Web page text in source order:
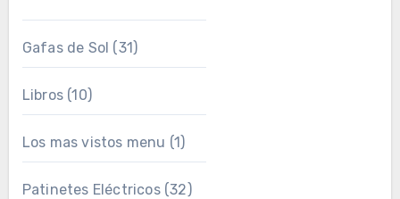
Gafas de Sol (31)
Libros(10)
Los mas vistos menu (1)
Patinetes Eléctricos(32)